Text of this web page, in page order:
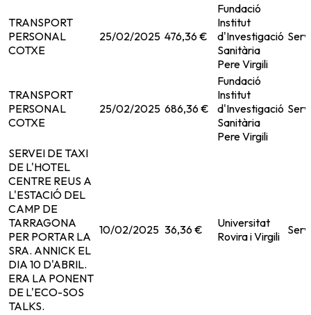
TRANSPORT
PERSONAL
COTXE
25/02/2025 476,36 €
Fundació
Institut
d'Investigació
Sanitària
Pere Virgili
TRANSPORT
PERSONAL
COTXE
25/02/2025 686,36 €
Fundació
Institut
d'Investigació
Sanitària
Pere Virgili
SERVEI DE TAXI
DE L'HOTEL
CENTRE REUS A
L'ESTACIÓ DEL
CAMP DE
TARRAGONA
PER PORTAR LA
SRA. ANNICK EL
DIA 10 D'ABRIL.
ERA LA PONENT
DE L'ECO-SOS
TALKS.
10/02/2025 36,36 €
Universitat
Rovira i Virgili